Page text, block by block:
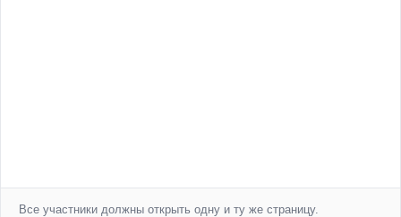
Все участники должны открыть одну и ту же страницу.